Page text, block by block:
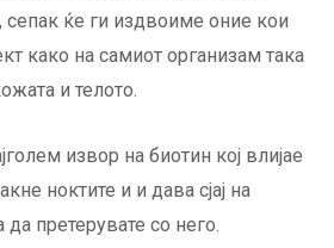
сепак ќе ги издвоиме оние кои
како на самиот организам така
и телото.
извор на биотин кој влијае
ноктите и и дава сјај на
да претерувате со него.